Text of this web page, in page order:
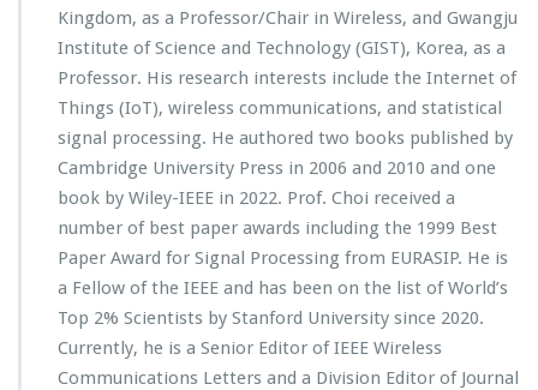
Kingdom, as a Professor/Chair in Wireless, and Gwangju
Institute of Science and Technology (GIST), Korea, as a
Professor. His research interests include the Internet of
Things (IoT), wireless communications, and statistical
signal processing. He authored two books published by
Cambridge University Press in 2006 and 2010 and one
book by Wiley-IEEE in 2022. Prof. Choi received a
number of best paper awards including the 1999 Best
Paper Award for Signal Processing from EURASIP. He is
a Fellow of the IEEE and has been on the list of World’s
Top 2% Scientists by Stanford University since 2020.
Currently, he is a Senior Editor of IEEE Wireless
Communications Letters and a Division Editor of Journal